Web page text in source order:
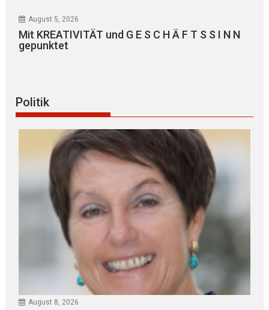
August 5, 2026
Mit KREATIVITÄT und G E S C H Ä F T S S I N N
gepunktet
Politik
August 8, 2026